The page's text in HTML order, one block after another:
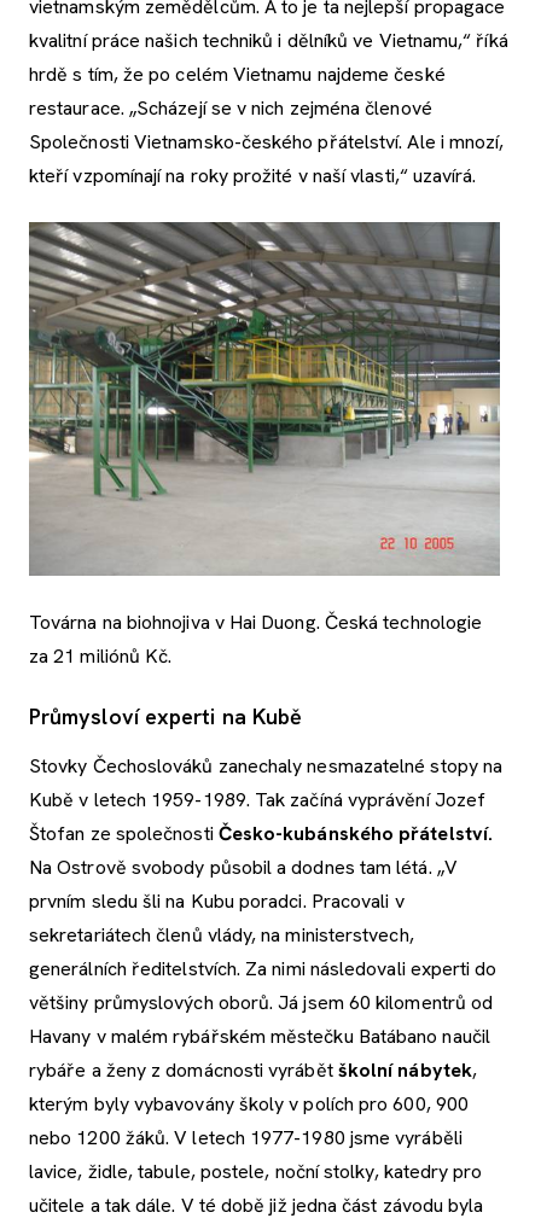
vietnamským zemědělcům. A to je ta nejlepší propagace
kvalitní práce našich techniků i dělníků ve Vietnamu,“ říká
hrdě s tím, že po celém Vietnamu najdeme české
restaurace. „Scházejí se v nich zejména členové
Společnosti Vietnamsko-českého přátelství. Ale i mnozí,
kteří vzpomínají na roky prožité v naší vlasti,“ uzavírá.
Továrna na biohnojiva v Hai Duong. Česká technologie
za 21 miliónů Kč.
Průmysloví experti na Kubě
Stovky Čechoslováků zanechaly nesmazatelné stopy na
Kubě v letech 1959-1989. Tak začíná vyprávění Jozef
Štofan ze společnosti Česko-kubánského přátelství.
Na Ostrově svobody působil a dodnes tam létá. „V
prvním sledu šli na Kubu poradci. Pracovali v
sekretariátech členů vlády, na ministerstvech,
generálních ředitelstvích. Za nimi následovali experti do
většiny průmyslových oborů. Já jsem 60 kilomentrů od
Havany v malém rybářském městečku Batábano naučil
rybáře a ženy z domácnosti vyrábětškolní nábytek,
kterým byly vybavovány školy v polích pro 600, 900
nebo 1200 žáků. V letech 1977-1980 jsme vyráběli
lavice, židle, tabule, postele, noční stolky, katedry pro
učitele a tak dále. V té době již jedna část závodu byla